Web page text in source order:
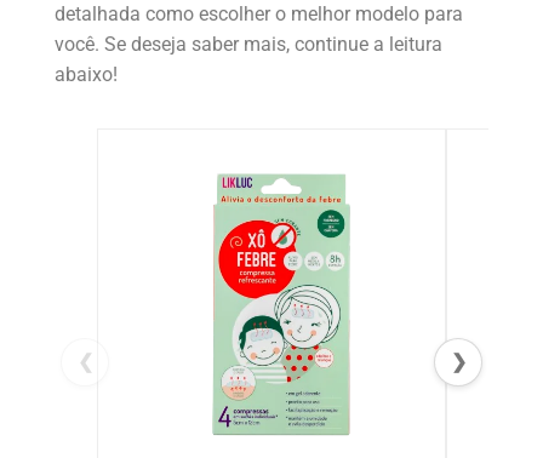
detalhada como escolher o melhor modelo para
você. Se deseja saber mais, continue a leitura
abaixo!
❮ ❯